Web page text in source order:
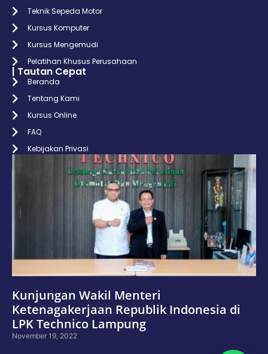
Teknik Sepeda Motor
Kursus Komputer
Kursus Mengemudi
Pelatihan Khusus Perusahaan
| Tautan Cepat
Beranda
Tentang Kami
Kursus Online
FAQ
Kebijakan Privasi
Kunjungan Wakil Menteri
Ketenagakerjaan Republik Indonesia di
LPK Technico Lampung
November 19, 2022